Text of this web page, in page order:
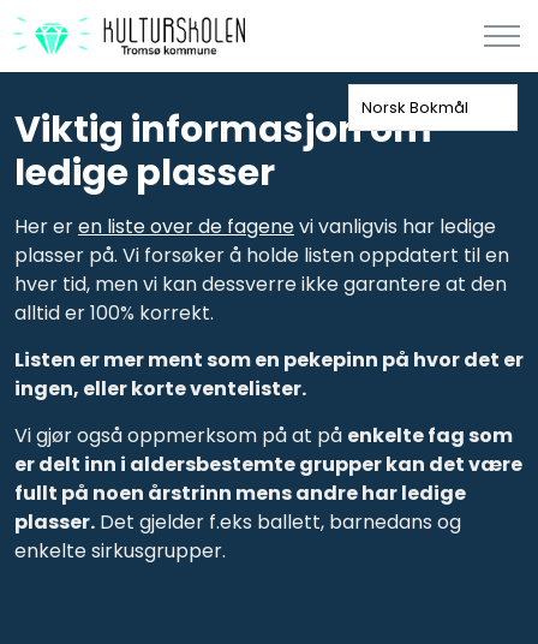
Viktig informasjon om
ledige plasser
Her eren liste over de fagenevi vanligvis har ledige
plasser på. Vi forsøker å holde listen oppdatert til en
hver tid, men vi kan dessverre ikke garantere at den
alltid er 100% korrekt.
Listen er mer ment som en pekepinn på hvor det er
ingen, eller korte ventelister.
Vi gjør også oppmerksom på at på enkelte fag som
er delt inn i aldersbestemte grupper kan det være
fullt på noen årstrinn mens andre har ledige
plasser. Det gjelder f.eks ballett, barnedans og
enkelte sirkusgrupper.
Norsk Bokmål